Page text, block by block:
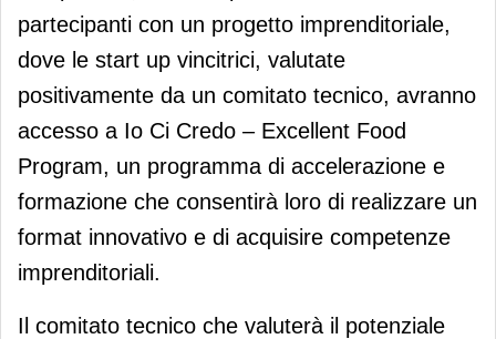
partecipanti con un progetto imprenditoriale,
dove le start up vincitrici, valutate
positivamente da un comitato tecnico, avranno
accesso a Io Ci Credo – Excellent Food
Program, un programma di accelerazione e
formazione che consentirà loro di realizzare un
format innovativo e di acquisire competenze
imprenditoriali.
Il comitato tecnico che valuterà il potenziale